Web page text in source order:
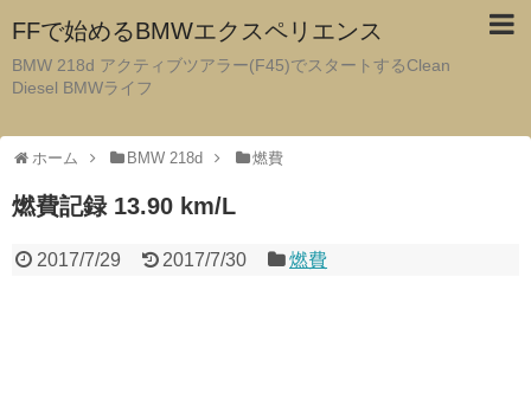
FFで始めるBMWエクスペリエンス
BMW 218d アクティブツアラー(F45)でスタートするClean
Diesel BMWライフ
ホーム BMW 218d 燃費
燃費記録 13.90 km/L
2017/7/29 2017/7/30 燃費